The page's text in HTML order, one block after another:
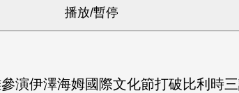
演伊澤海姆國際文化節打破比利時